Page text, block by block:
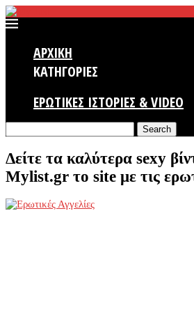
ΑΡΧΙΚΗ
ΚΑΤΗΓΟΡΙΕΣ
ΕΡΩΤΙΚΕΣ ΙΣΤΟΡΙΕΣ & VIDEO
Search
Δείτε τα καλύτερα sexy
Mylist.gr το site με τις